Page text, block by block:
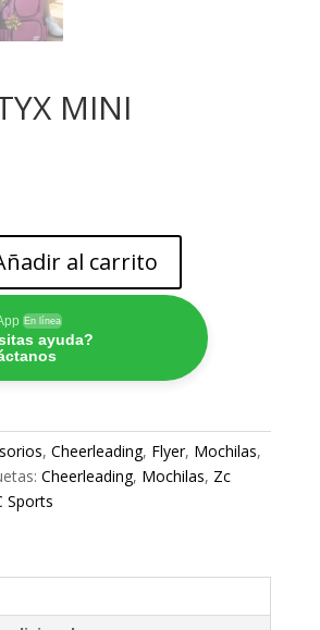
MINI
al carrito
En línea
ayuda?
, Cheerleading, Flyer, Mochilas,
Cheerleading, Mochilas, Zc
Sports